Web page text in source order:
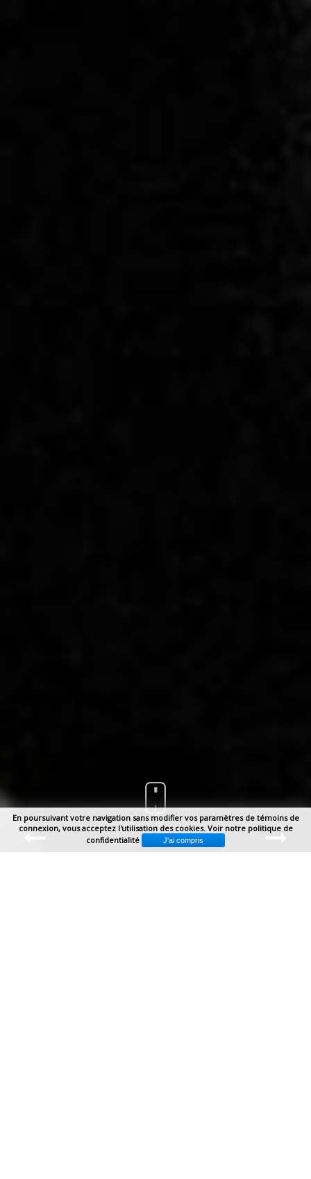
1 2 3
En poursuivant votre navigation sans modifier vos paramètres de témoins de
connexion, vous acceptez l'utilisation des cookies. Voir notre politique de
confidentialité